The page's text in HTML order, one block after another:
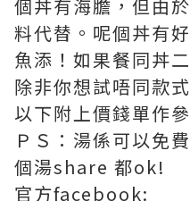
個丼有海膽，但由
料代替。呢個丼有
魚添！如果餐同丼
除非你想試唔同款
以下附上價錢單作參
ＰＳ：湯係可以免
個湯share 都ok!
官方facebook: